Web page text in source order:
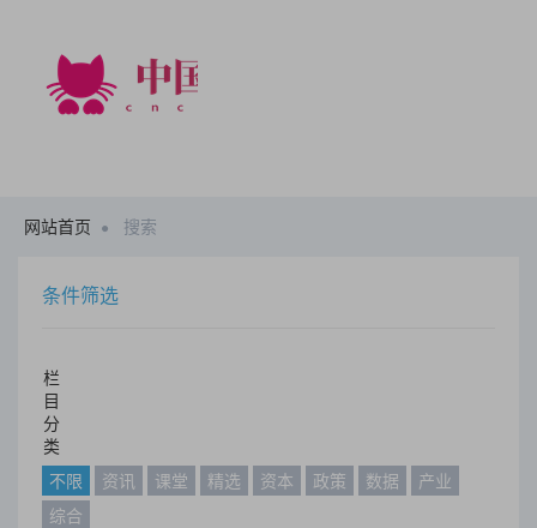
网站首页 搜索
条件筛选
栏
目
分
类
不限
资讯 课堂 精选 资本 政策 数据
产业
综合